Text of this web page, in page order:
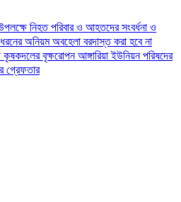
নিহত পরিবার ও আহতদের সংবর্ধনা ও
অনিয়ম অবহেলা বরদাস্ত করা হবে না
কৃষকদলের বৃক্ষরোপনআঙ্গারিয়া ইউনিয়ন পরিষদের
গ্রেফতার